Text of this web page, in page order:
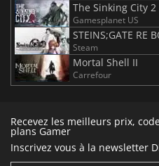
The Sinking City 2
Gamesplanet US
STEINS;GATE RE
Steam
Mortal Shell II
Carrefour
Recevez les meilleurs prix,
plans Gamer
Inscrivez vous à la newsletter